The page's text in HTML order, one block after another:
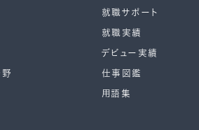
就職サポート
就職実績
デビュー実績
仕事図鑑
用語集